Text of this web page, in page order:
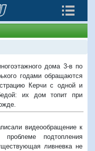
дома 3-в по
годами обращаются
Керчи с одной и
их дом топит при
видеообращение к
подтопления
ливневка не